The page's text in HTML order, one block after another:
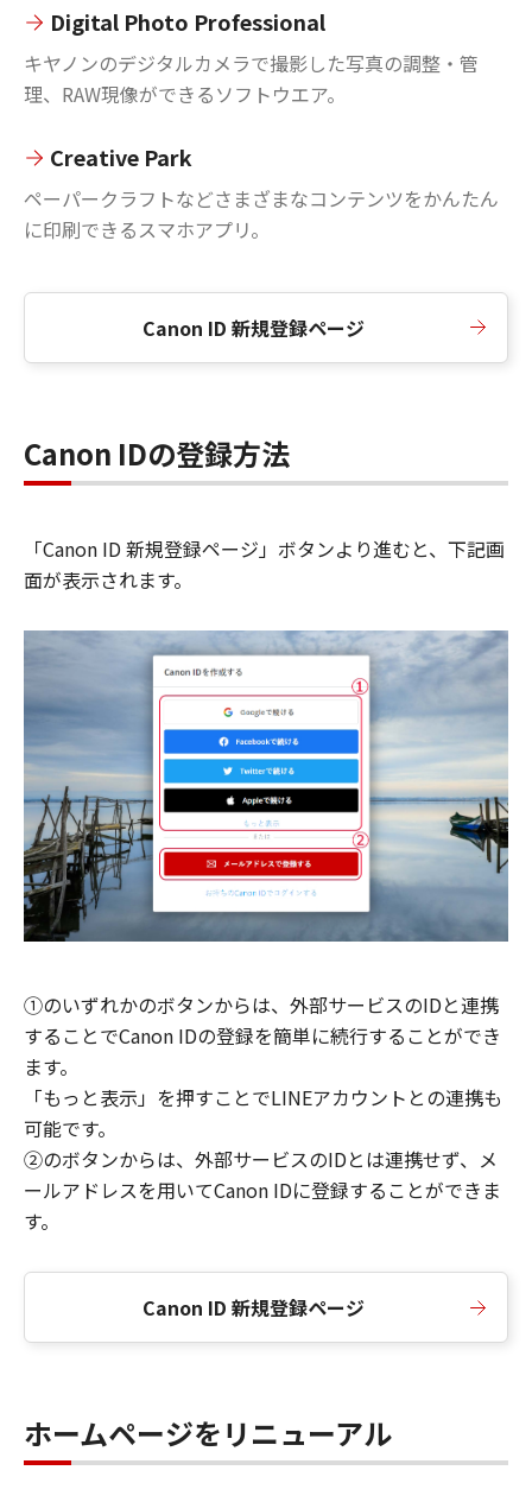
Digital Photo Professional
キヤノンのデジタルカメラで撮影した写真の調整・管
理、RAW現像ができるソフトウエア。
Creative Park
ペーパークラフトなどさまざまなコンテンツをかんたん
に印刷できるスマホアプリ。
Canon ID 新規登録ページ
Canon IDの登録方法
「Canon ID 新規登録ページ」ボタンより進むと、下記画
面が表示されます。
①のいずれかのボタンからは、外部サービスのIDと連携
することでCanon IDの登録を簡単に続行することができ
ます。
「もっと表示」を押すことでLINEアカウントとの連携も
可能です。
②のボタンからは、外部サービスのIDとは連携せず、メ
ールアドレスを用いてCanon IDに登録することができま
す。
Canon ID 新規登録ページ
ホームページをリニューアル